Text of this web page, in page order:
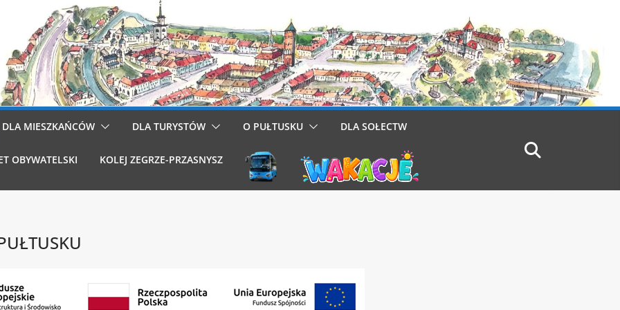
DLA MIESZKAŃCÓW DLA TURYSTÓW O PUŁTUSKU DLA SOŁECTW
OBYWATELSKI KOLEJ ZEGRZE-PRZASNYSZ